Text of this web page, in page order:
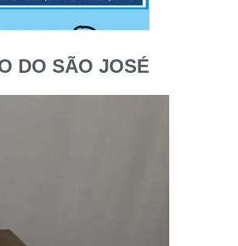
DO SÃO JOSÉ